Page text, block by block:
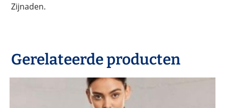
Zijnaden.
Gerelateerde producten